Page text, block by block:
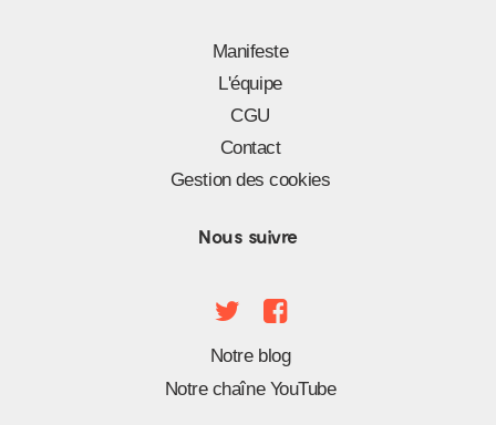
Manifeste
L'équipe
CGU
Contact
Gestion des cookies
Nous suivre
Notre blog
Notre chaîne YouTube